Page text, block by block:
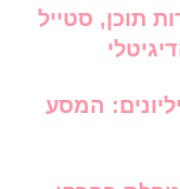
תוכן, סטייל
המסע